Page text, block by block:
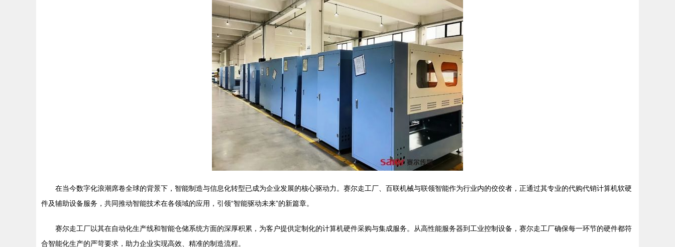
在当今数字化浪潮席卷全球的背景下，智能制造与信息化转型已成为企业发展的核心驱动力。赛尔走工厂、百联机械与联领智能作为行业内的佼佼者，正通过其专业的代购代销计算机软硬
件及辅助设备服务，共同推动智能技术在各领域的应用，引领“智能驱动未来”的新篇章。
赛尔走工厂以其在自动化生产线和智能仓储系统方面的深厚积累，为客户提供定制化的计算机硬件采购与集成服务。从高性能服务器到工业控制设备，赛尔走工厂确保每一环节的硬件都符
合智能化生产的严苛要求，助力企业实现高效、精准的制造流程。